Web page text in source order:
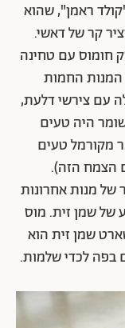
ראמן", שהוא
קר של דאשי.
חומוס עם טחינה
המנות החמות
עם צירשי דלעת,
היה טעים
מקורמל טעים
הצמח הזה).
מנות אחרונות
של שמן זית. מוס
שמן זית הוא
לכדי שלמות.